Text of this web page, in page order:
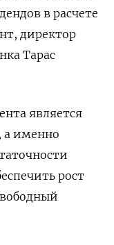
в расчете
директор
Тарас
является
а именно
рост